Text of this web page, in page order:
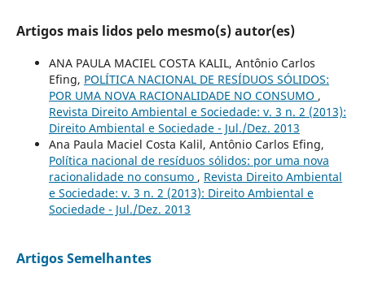
Artigos mais lidos pelo mesmo(s) autor(es)
ANA PAULA MACIEL COSTA KALIL, Antônio Carlos
Efing, POLÍTICA NACIONAL DE RESÍDUOS SÓLIDOS:
POR UMA NOVA RACIONALIDADE NO CONSUMO ,
Revista Direito Ambiental e Sociedade: v. 3 n. 2 (2013):
Direito Ambiental e Sociedade - Jul./Dez. 2013
Ana Paula Maciel Costa Kalil, Antônio Carlos Efing,
Política nacional de resíduos sólidos: por uma nova
racionalidade no consumo , Revista Direito Ambiental
e Sociedade: v. 3 n. 2 (2013): Direito Ambiental e
Sociedade - Jul./Dez. 2013
Artigos Semelhantes